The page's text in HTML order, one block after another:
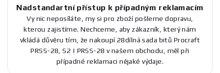
Nadstandartní přístup k případným reklamacím
Vy nic neposíláte, my si pro zboží pošleme dopravu,
kterou zajistíme. Nechceme, aby zákazník, který nám
vkládá důvěru tím, že nakoupí 28dílná sada bitů Procraft
PRSS-28, S2 | PRSS-28 v našem obchodu, měl při
případné reklamaci nějaké výdaje.